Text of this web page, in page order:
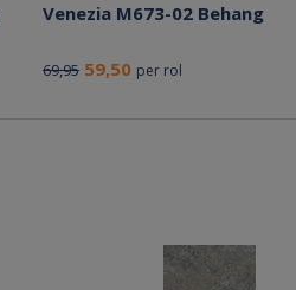
Venezia M673-02 Behang
69,95 59,50 per rol